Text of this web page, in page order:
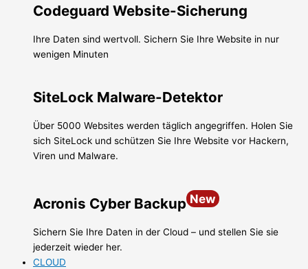
Codeguard Website-Sicherung
Ihre Daten sind wertvoll. Sichern Sie Ihre Website in nur
wenigen Minuten
SiteLock Malware-Detektor
Über 5000 Websites werden täglich angegriffen. Holen Sie
sich SiteLock und schützen Sie Ihre Website vor Hackern,
Viren und Malware.
Acronis Cyber Backup New
Sichern Sie Ihre Daten in der Cloud – und stellen Sie sie
jederzeit wieder her.
CLOUD